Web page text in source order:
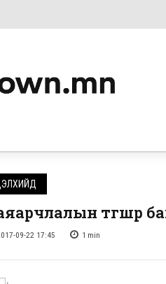
09-22 17:45 1 min